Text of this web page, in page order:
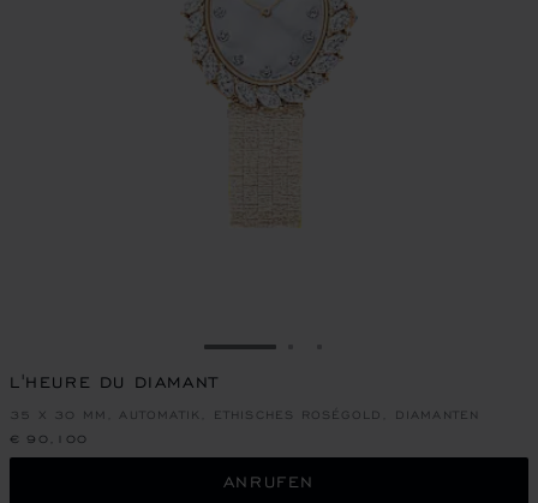
ZUR FOLIE GEHEN 1
L'HEURE DU DIAMANT
35 X 30 MM, AUTOMATIK, ETHISCHES ROSÉGOLD, DIAMANTEN
€ 90,100
ANRUFEN